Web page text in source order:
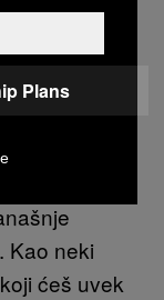
i da
su bili
jednog
Omonije.
sve je
Kao neki
ćeš uvek
Plans